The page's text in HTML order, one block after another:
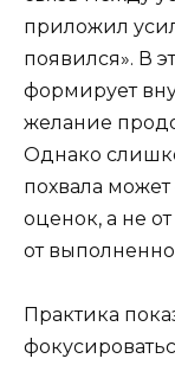
приложил
появился». В
формирует
желание
Однако
похвала
оценок, а не
от
Практика